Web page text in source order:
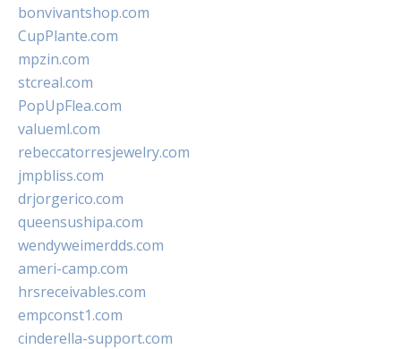
bonvivantshop.com
CupPlante.com
mpzin.com
stcreal.com
PopUpFlea.com
valueml.com
rebeccatorresjewelry.com
jmpbliss.com
drjorgerico.com
queensushipa.com
wendyweimerdds.com
ameri-camp.com
hrsreceivables.com
empconst1.com
cinderella-support.com